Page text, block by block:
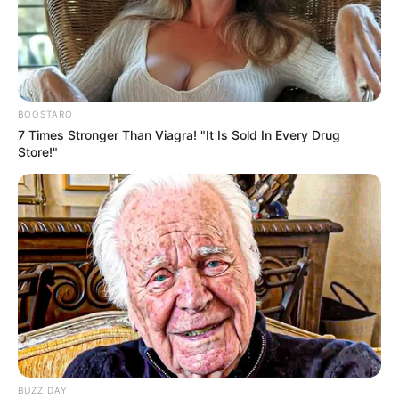
BOOSTARO
7 Times Stronger Than Viagra! "It Is Sold In Every Drug
Store!"
BUZZ DAY